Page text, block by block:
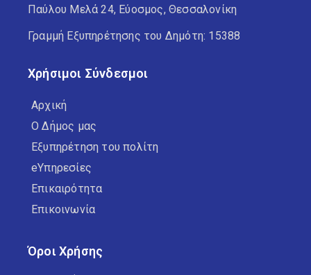
Παύλου Μελά 24, Εύοσμος, Θεσσαλονίκη
Γραμμή Εξυπηρέτησης του Δημότη: 15388
Χρήσιμοι Σύνδεσμοι
Αρχική
Ο Δήμος μας
Εξυπηρέτηση του πολίτη
eΥπηρεσίες
Επικαιρότητα
Επικοινωνία
Όροι Χρήσης